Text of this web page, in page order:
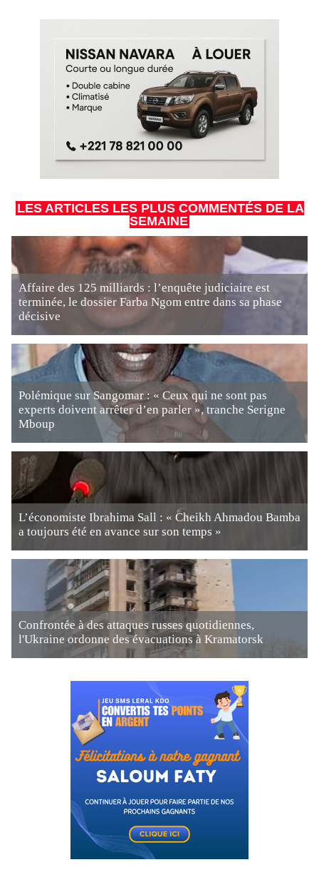
LES ARTICLES LES PLUS COMMENTÉS DE LA
SEMAINE
Affaire des 125 milliards : l’enquête judiciaire est
terminée, le dossier Farba Ngom entre dans sa phase
décisive
Polémique sur Sangomar : « Ceux qui ne sont pas
experts doivent arrêter d’en parler », tranche Serigne
Mboup
L’économiste Ibrahima Sall : « Cheikh Ahmadou Bamba
a toujours été en avance sur son temps »
Confrontée à des attaques russes quotidiennes,
l'Ukraine ordonne des évacuations à Kramatorsk